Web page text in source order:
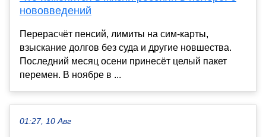
нововведений
Перерасчёт пенсий, лимиты на сим-карты,
взыскание долгов без суда и другие новшества.
Последний месяц осени принесёт целый пакет
перемен. В ноябре в ...
01:27, 10 Авг